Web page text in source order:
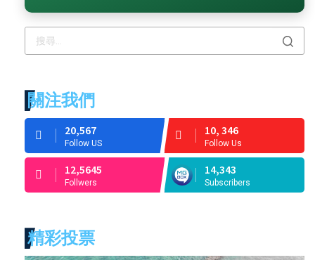
關注我們
20,567
Follow US
10, 346
Follow Us
12,5645
Follwers
14,343
Subscribers
精彩投票